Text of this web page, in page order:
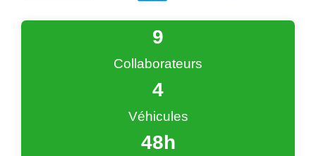
Collaborateurs
9
Véhicules
4
48h